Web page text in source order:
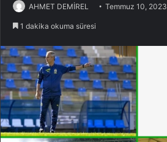
AHMET DEMİREL Temmuz 10, 2023
1 dakika okuma süresi